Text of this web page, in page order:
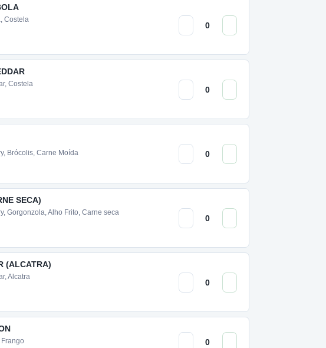
Costela
Costela
Brócolis, Carne Moída
SECA)
Gorgonzola, Alho Frito, Carne seca
(ALCATRA)
Alcatra